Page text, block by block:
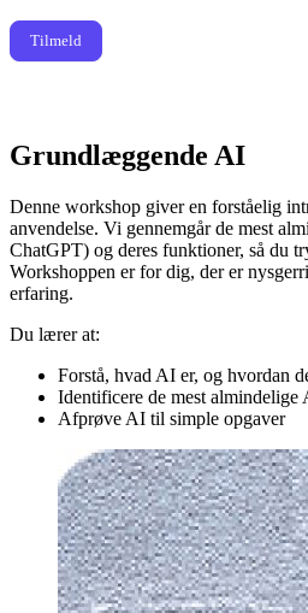
Tilmeld
Grundlæggende AI
Denne workshop giver en forståelig
anvendelse. Vi gennemgår de mest
ChatGPT) og deres funktioner, så du
Workshoppen er for dig, der er
erfaring.
Du lærer at:
Forstå, hvad AI er, og hvordan
Identificere de mest
Afprøve AI til simple opgaver